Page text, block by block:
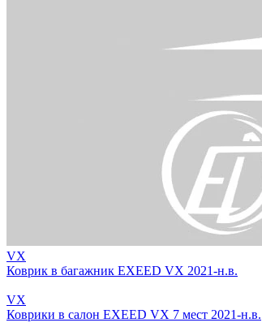
VX
Коврик в багажник EXEED VX 2021-н.в.
VX
Коврики в салон EXEED VX 7 мест 2021-н.в.